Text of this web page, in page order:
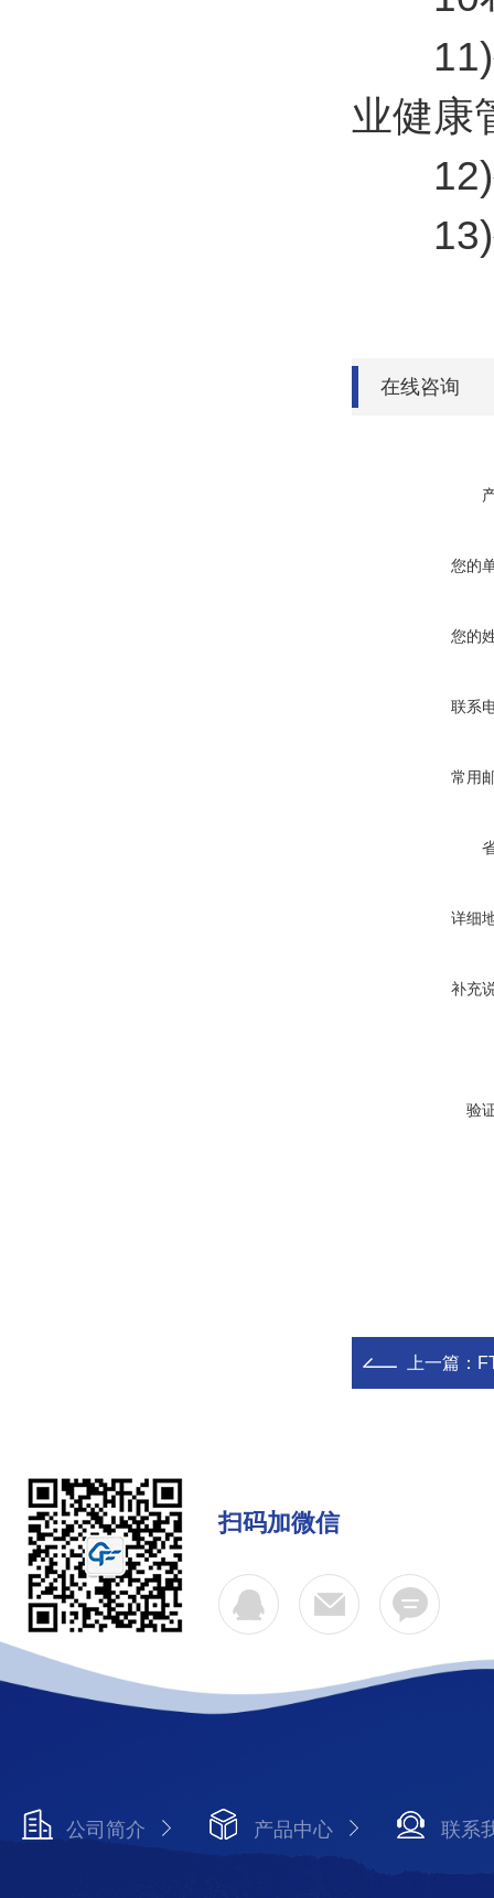
11)生
业健康
12)生
13)
在线咨询
您的
您的
联系
常用
详细
补充
验
上一篇：
扫码加微信
公司简介 产品中心 联系